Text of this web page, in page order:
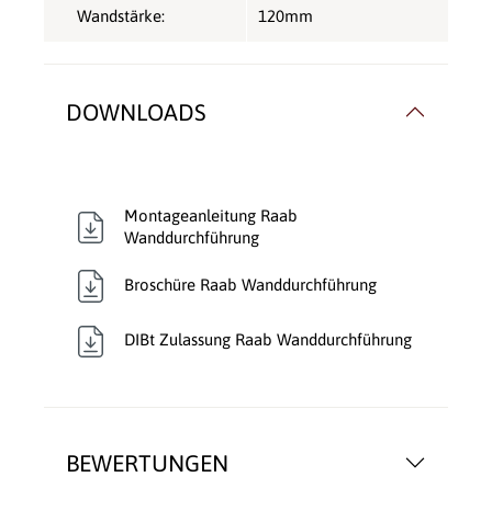
BEWERTUNGEN
Wandstärke: 120mm
DOWNLOADS
Montageanleitung Raab
Wanddurchführung
Broschüre Raab Wanddurchführung
DIBt Zulassung Raab Wanddurchführung